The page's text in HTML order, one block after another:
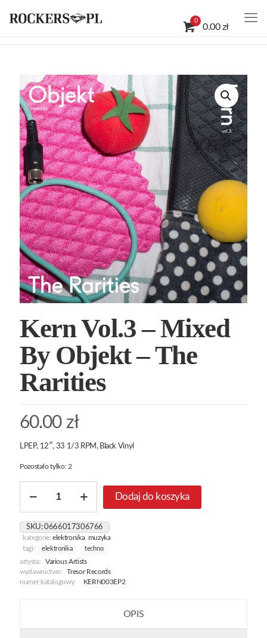
0
0.00 zł
Kern Vol.3 – Mixed
By Objekt – The
Rarities
60.00 zł
LPEP, 12″, 33 1/3 RPM, Black Vinyl
Pozostało tylko: 2
Kern
-
Mixed
-
The
Dodaj do koszyka
SKU:0666017306766
kategorie:elektronika, muzyka
tagi:
elektronika techno
artysta:
Various Artists
wydawnictwo:
Tresor Records
numer katalogowy:
KERN003EP2
OPIS